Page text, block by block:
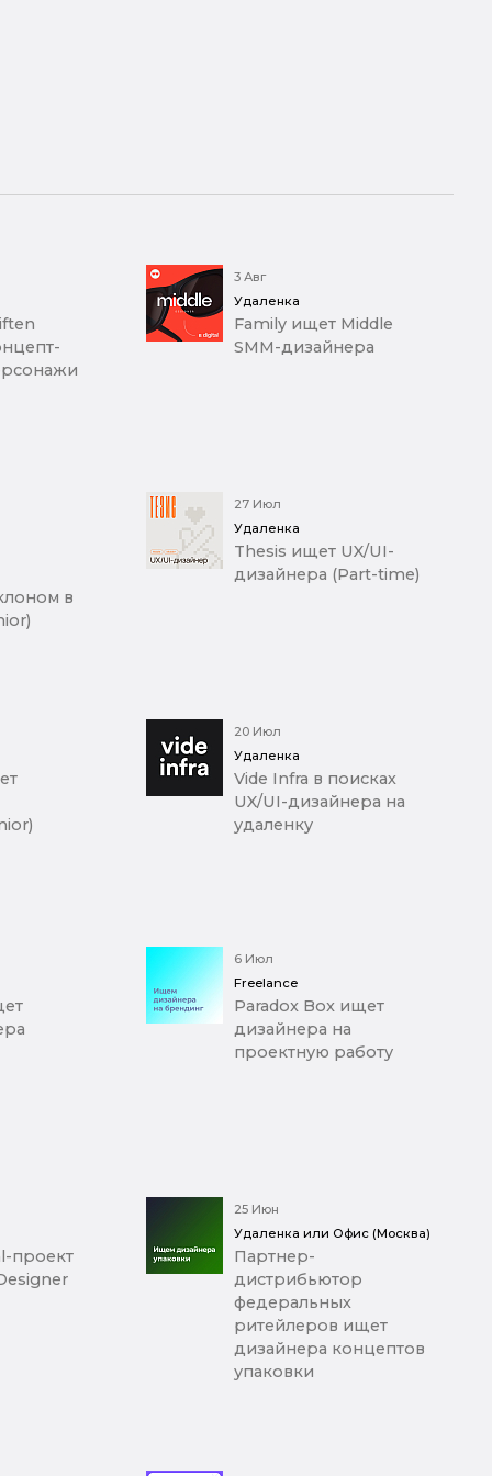
3 Авг
Удаленка
Family ищет Middle
SMM-дизайнера
в
27 Июл
Удаленка
Thesis ищет UX/UI-
дизайнера (Part-time)
20 Июл
Удаленка
Vide Infra в поисках
UX/UI-дизайнера на
удаленку
6 Июл
Freelance
Paradox Box ищет
дизайнера на
проектную работу
проект
25 Июн
Удаленка или Офис (Москва)
Партнер-
дистрибьютор
федеральных
ритейлеров ищет
дизайнера концептов
упаковки